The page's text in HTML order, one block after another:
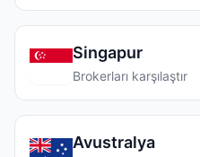
Singapur
Brokerları karşılaştır
Avustralya